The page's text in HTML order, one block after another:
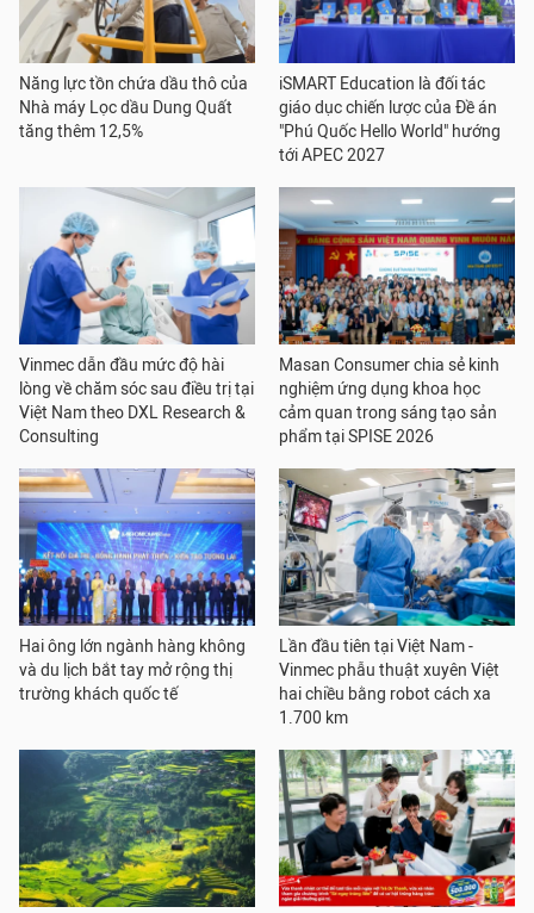
Năng lực tồn chứa dầu thô của
Nhà máy Lọc dầu Dung Quất
tăng thêm 12,5%
iSMART Education là đối tác
giáo dục chiến lược của Đề án
"Phú Quốc Hello World" hướng
tới APEC 2027
Vinmec dẫn đầu mức độ hài
lòng về chăm sóc sau điều trị tại
Việt Nam theo DXL Research &
Consulting
Masan Consumer chia sẻ kinh
nghiệm ứng dụng khoa học
cảm quan trong sáng tạo sản
phẩm tại SPISE 2026
Hai ông lớn ngành hàng không
và du lịch bắt tay mở rộng thị
trường khách quốc tế
Lần đầu tiên tại Việt Nam -
Vinmec phẫu thuật xuyên Việt
hai chiều bằng robot cách xa
1.700 km